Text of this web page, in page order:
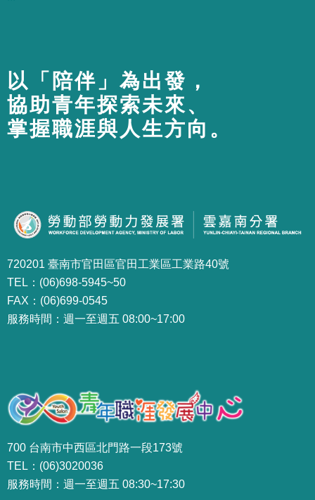
以「陪伴」為出發，
協助青年探索未來、
掌握職涯與人生方向。
720201 臺南市官田區官田工業區工業路40號
TEL：(06)698-5945~50
FAX：(06)699-0545
服務時間：週一至週五 08:00~17:00
700 台南市中西區北門路一段173號
TEL：(06)3020036
服務時間：週一至週五 08:30~17:30